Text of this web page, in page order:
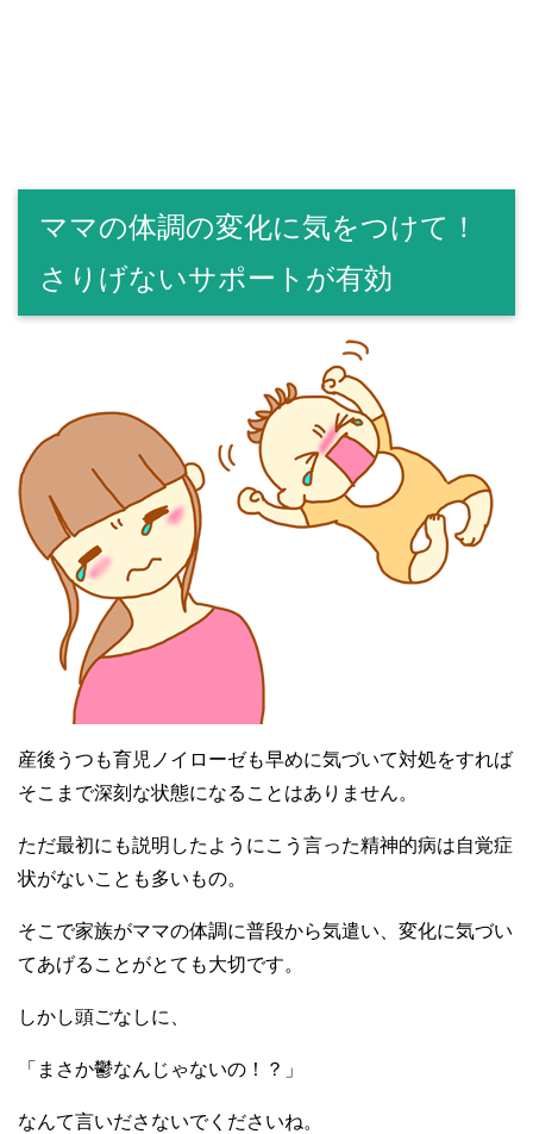
ママの体調の変化に気をつけて！
さりげないサポートが有効
産後うつも育児ノイローゼも早めに気づいて対処をすれば
そこまで深刻な状態になることはありません。
ただ最初にも説明したようにこう言った精神的病は自覚症
状がないことも多いもの。
そこで家族がママの体調に普段から気遣い、変化に気づい
てあげることがとても大切です。
しかし頭ごなしに、
「まさか鬱なんじゃないの！？」
なんて言いださないでくださいね。